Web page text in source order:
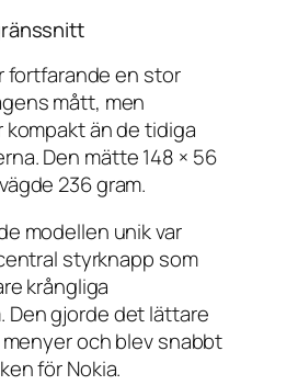
fortfarande en stor
mått, men
än de tidiga
Den mätte 148 × 56
236 gram.
modellen unik var
styrknapp som
krångliga
Den gjorde det lättare
och blev snabbt
för Nokia.